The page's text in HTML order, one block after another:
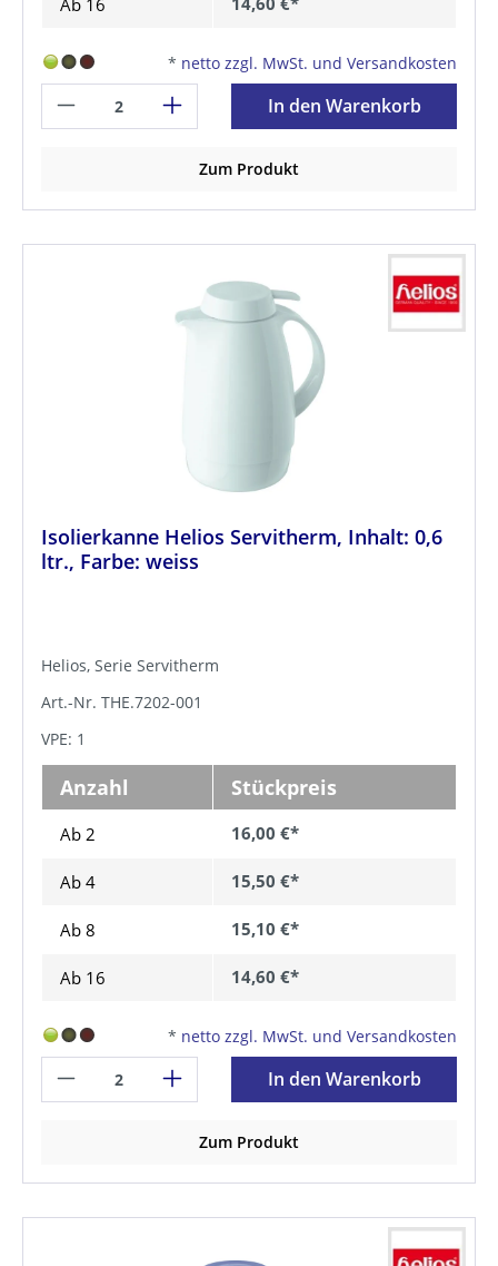
* netto zzgl. MwSt. und Versandkosten
In den Warenkorb
Zum Produkt
Isolierkanne Helios Servitherm, Inhalt: 0,6
ltr., Farbe: weiss
Helios, Serie Servitherm
Art.-Nr. THE.7202-001
VPE: 1
Anzahl Stückpreis
Ab 2 16,00 €*
Ab 4 15,50 €*
Ab 8 15,10 €*
Ab 16 14,60 €*
* netto zzgl. MwSt. und Versandkosten
In den Warenkorb
Zum Produkt